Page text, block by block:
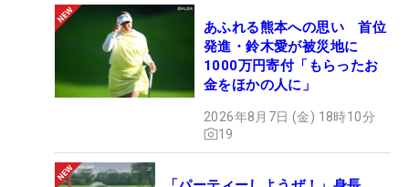
あふれる熊本への思い 首位
発進・鈴木愛が被災地に
1000万円寄付「もらったお
金をほかの人に」
2026年8月7日 (金) 18時10分
19